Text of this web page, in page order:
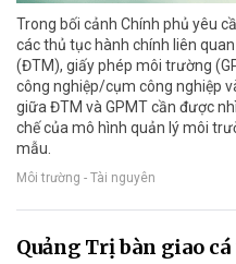
Trong bối cảnh Chính phủ yêu
các thủ tục hành chính liên
(ĐTM), giấy phép môi trường
công nghiệp/cụm công nghiệp
giữa ĐTM và GPMT cần được
chế của mô hình quản lý môi
mẫu.
Môi trường - Tài nguyên
Quảng Trị bàn giao